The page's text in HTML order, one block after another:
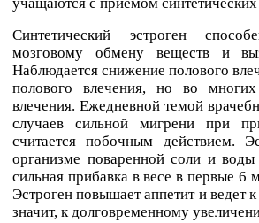
Синтетический эстроген
мозговому обмену веществ и
Наблюдается снижение полового
полового влечения, но во
влечения. Ежедневной темой
случаев сильной мигрени при
считается побочным действием.
организме поваренной соли и воды
сильная прибавка в весе в первые 6
Эстроген повышает аппетит и
значит, к долговременному